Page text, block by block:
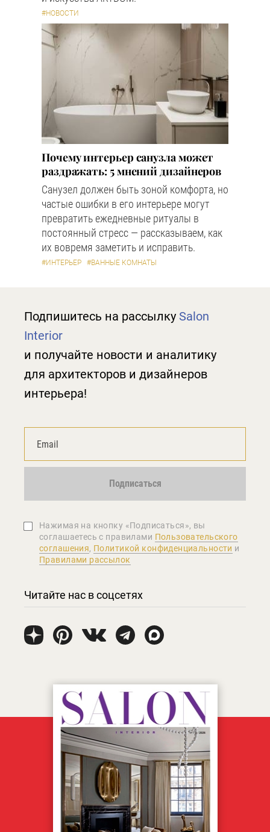
#НОВОСТИ
Почему интерьер санузла может
раздражать: 5 мнений дизайнеров
Санузел должен быть зоной комфорта, но
частые ошибки в его интерьере могут
превратить ежедневные ритуалы в
постоянный стресс — рассказываем, как
их вовремя заметить и исправить.
#ИНТЕРЬЕР #ВАННЫЕ КОМНАТЫ
Подпишитесь на рассылку Salon
Interior
и получайте новости и аналитику
для архитекторов и дизайнеров
интерьера!
Подписаться
Нажимая на кнопку «Подписаться», вы
соглашаетеcь с правилами Пользовательского
соглашения, Политикой конфиденциальности и
Правилами рассылок
Читайте нас в соцсетях